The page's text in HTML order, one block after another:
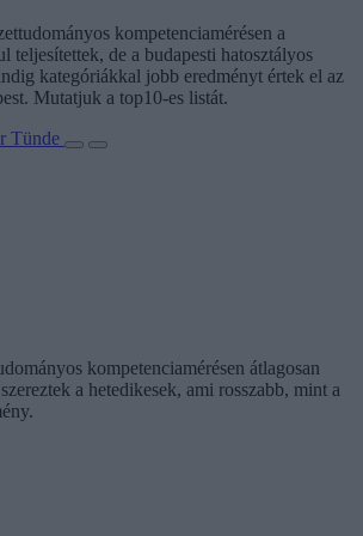
kompetenciamérésen a
teljesítettek, de a budapesti hatosztályos
kategóriákkal jobb eredményt értek el az
Mutatjuk a top10-es listát.
Tünde
kompetenciamérésen átlagosan
a hetedikesek, ami rosszabb, mint a